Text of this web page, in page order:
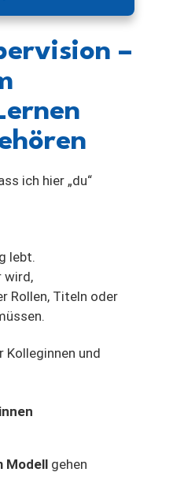
–
ich hier „du“
lebt.
wird,
Rollen, Titeln oder
Kolleginnen und
Modell gehen